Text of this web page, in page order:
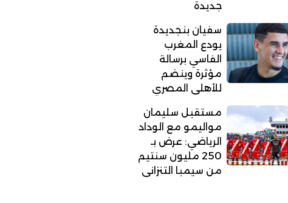
جديدة
سفيان بنجديدة
يودع المغرب
الفاسي برسالة
مؤثرة وينضم
للأهلي المصري
مستقبل سليمان
مواليمو مع الوداد
الرياضي: عرض بـ
250 مليون سنتيم
من سيمبا التنزاني